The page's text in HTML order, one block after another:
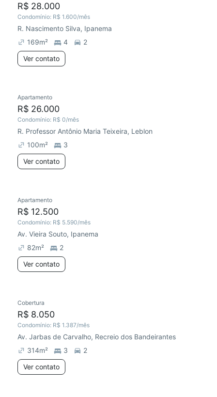
R$ 28.000
Condomínio: R$ 1.600/mês
R. Nascimento Silva, Ipanema
169m² 4
2
Ver contato
Redecorar
Apartamento
R$ 26.000
Condomínio: R$ 0/mês
R. Professor Antônio Maria Teixeira, Leblon
100m²
3
Ver contato
Redecorar
Apartamento
R$ 12.500
Condomínio: R$ 5.590/mês
Av. Vieira Souto, Ipanema
82m²
2
Ver contato
Cobertura
R$ 8.050
Condomínio: R$ 1.387/mês
Av. Jarbas de Carvalho, Recreio dos Bandeirantes
314m² 3
2
Ver contato